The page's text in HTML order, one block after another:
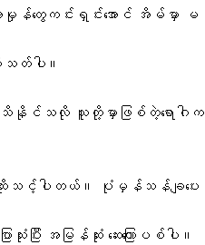
န်တွေကင်းရှင်းအောင် အိမ်မှာ မ
သတ်ပါ။
နိုင်သလို သူတို့မှာဖြစ်တဲ့ရောဂါက
ထိုးသင့်ပါတယ်။ ပုံမှန်သန်ချပေး
း အမြန်ဆုံး ဆေးကြောပစ်ပါ။